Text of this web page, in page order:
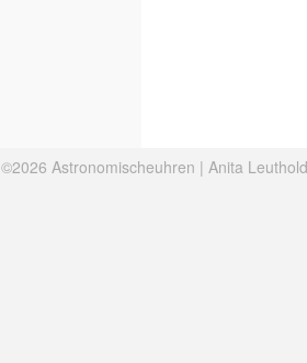
©2026 Astronomischeuhren | Anita